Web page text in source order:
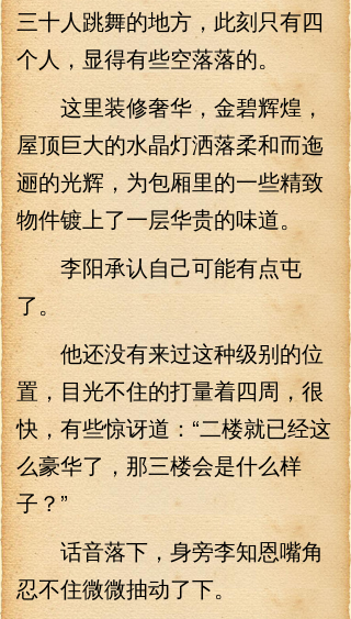
三十人跳舞的地方，此刻只有四
个人，显得有些空落落的。
这里装修奢华，金碧辉煌，
屋顶巨大的水晶灯洒落柔和而迤
逦的光辉，为包厢里的一些精致
物件镀上了一层华贵的味道。
李阳承认自己可能有点屯
了。
他还没有来过这种级别的位
置，目光不住的打量着四周，很
快，有些惊讶道：“二楼就已经这
么豪华了，那三楼会是什么样
子？”
话音落下，身旁李知恩嘴角
忍不住微微抽动了下。